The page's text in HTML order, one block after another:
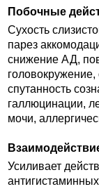
Побочные
Сухость
парез
снижение АД,
головокружение,
спутанность
галлюцинации,
мочи,
Усиливает